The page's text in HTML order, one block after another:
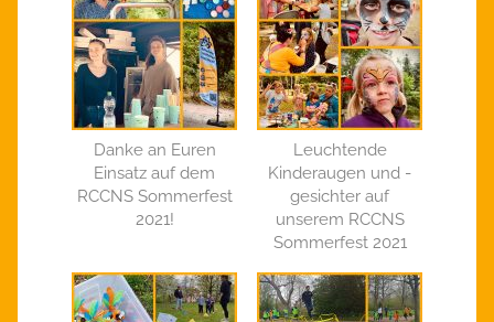
Danke an Euren
Einsatz auf dem
RCCNS Sommerfest
2021!
Leuchtende
Kinderaugen und -
gesichter auf
unserem RCCNS
Sommerfest 2021